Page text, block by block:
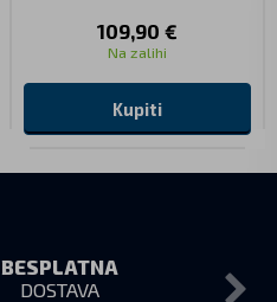
109,90 €
Na zalihi
Kupiti
BESPLATNA
DOSTAVA